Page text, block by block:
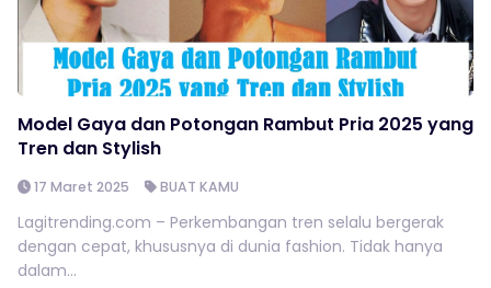
Model Gaya dan Potongan Rambut Pria 2025 yang
Tren dan Stylish
17 Maret 2025 BUAT KAMU
Lagitrending.com – Perkembangan tren selalu bergerak
dengan cepat, khususnya di dunia fashion. Tidak hanya
dalam...